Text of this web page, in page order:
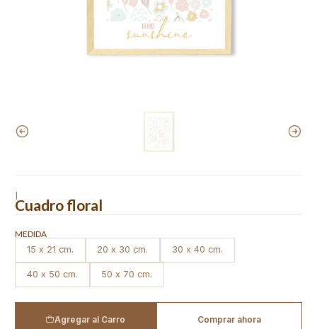
|
Cuadro floral
MEDIDA
15 x 21 cm.
20 x 30 cm. 30 x 40 cm.
40 x 50 cm. 50 x 70 cm.
Agregar al Carro Comprar ahora